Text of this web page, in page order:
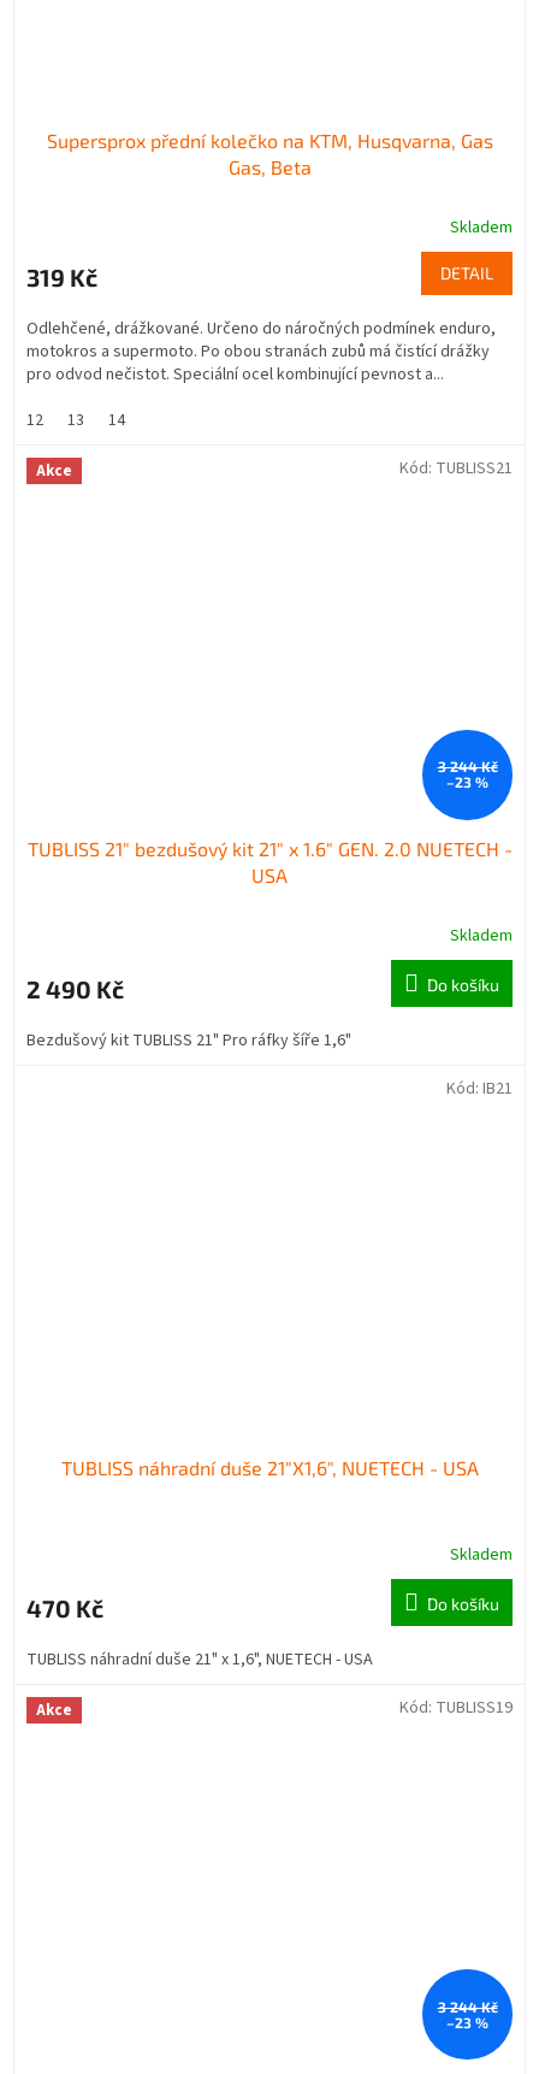
Supersprox přední kolečko na KTM, Husqvarna, Gas
Gas, Beta
Skladem
319 Kč DETAIL
Odlehčené, drážkované. Určeno do náročných podmínek enduro,
motokros a supermoto. Po obou stranách zubů má čistící drážky
pro odvod nečistot. Speciální ocel kombinující pevnost a...
12
13 14
Akce
3 244 Kč
–23 %
TUBLISS 21" bezdušový kit 21" x 1.6" GEN. 2.0 NUETECH -
USA
Skladem
2 490 Kč Do košíku
Bezdušový kit TUBLISS 21" Pro ráfky šíře 1,6"
Kód: TUBLISS21
TUBLISS náhradní duše 21"X1,6", NUETECH - USA
Skladem
470 Kč Do košíku
TUBLISS náhradní duše 21" x 1,6", NUETECH - USA
Kód: IB21
Akce
3 244 Kč
–23 %
Kód: TUBLISS19